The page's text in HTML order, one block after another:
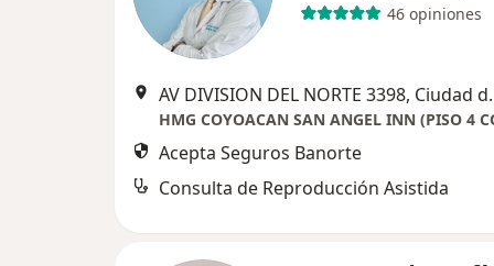
46 opiniones
AV
Acepta Seguros Banorte
Consulta de Reproducción Asistida